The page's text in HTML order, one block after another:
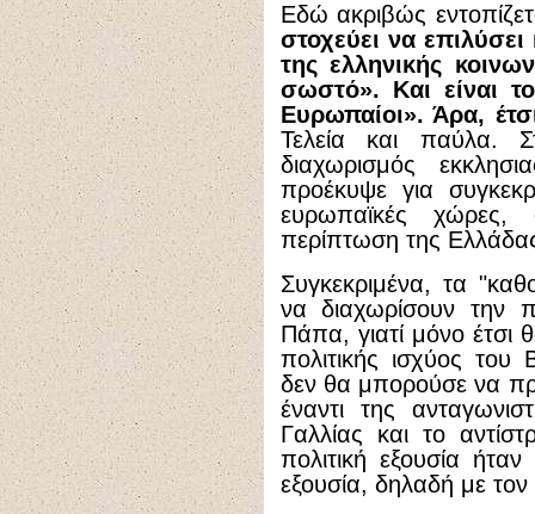
Εδώ ακριβώς
στοχεύει να
της ελληνικής
σωστό». Και είναι
Ευρωπαίοι». Άρα,
Τελεία και παύλα.
διαχωρισμός
προέκυψε για
ευρωπαϊκές χώρες,
περίπτωση της
Συγκεκριμένα, τα
να διαχωρίσουν την
Πάπα, γιατί μόνο έτσι
πολιτικής ισχύος του
δεν θα μπορούσε να
έναντι της
Γαλλίας και το
πολιτική εξουσία
εξουσία, δηλαδή με